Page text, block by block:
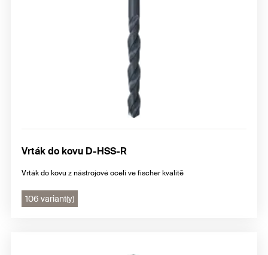
Vrták do kovu D-HSS-R
Vrták do kovu z nástrojové oceli ve fischer kvalitě
106 variant(y)